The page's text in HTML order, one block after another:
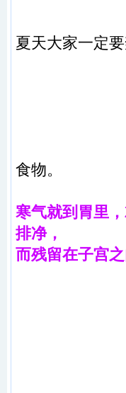
夏天大家一定
食物。
寒气就到胃里
排净，
而残留在子宫